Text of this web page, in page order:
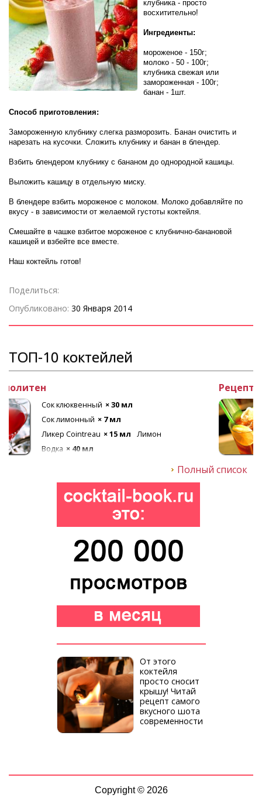
клубника - просто
восхитительно!
Ингредиенты:
мороженое - 150г;
молоко - 50 - 100г;
клубника свежая или
замороженная - 100г;
банан - 1шт.
Способ приготовления:
Замороженную клубнику слегка разморозить. Банан очистить и
нарезать на кусочки. Сложить клубнику и банан в блендер.
Взбить блендером клубнику с бананом до однородной кашицы.
Выложить кашицу в отдельную миску.
В блендере взбить мороженое с молоком. Молоко добавляйте по
вкусу - в зависимости от желаемой густоты коктейля.
Смешайте в чашке взбитое мороженое с клубнично-банановой
кашицей и взбейте все вместе.
Наш коктейль готов!
Поделиться:
Опубликовано: 30 Января 2014
ТОП-10 коктейлей
Рецепт коктейля Лонг Айленд
Текила × 20 мл
Ликер апельсиновый
Кола × 80 мл Джин × 20 мл × 20 мл
Полный список
От этого
коктейля
просто сносит
крышу! Читай
рецепт самого
вкусного шота
современности
Copyright © 2026